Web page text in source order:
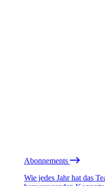
Abonnements
Wie jedes Jahr hat das